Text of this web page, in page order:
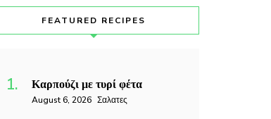
FEATURED RECIPES
Καρπούζι με τυρί φέτα
August 6, 2026 Σαλατες